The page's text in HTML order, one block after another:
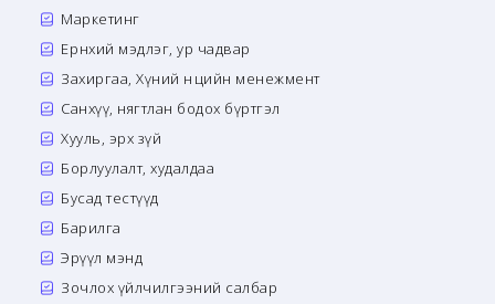
Маркетинг
Ерөнхий мэдлэг, ур чадвар
Захиргаа, Хүний нөөцийн менежмент
Санхүү, нягтлан бодох бүртгэл
Хууль, эрх зүй
Борлуулалт, худалдаа
Бусад тестүүд
Барилга
Эрүүл мэнд
Зочлох үйлчилгээний салбар